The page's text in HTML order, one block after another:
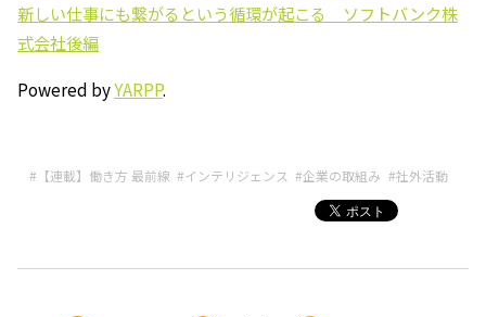
新しい仕事にも繋がるという循環が起こる ソフトバンク株
式会社後編
Powered byYARPP.
#【連載】働き方 最前線 #インテリジェンス #企業の取組み #社外活動